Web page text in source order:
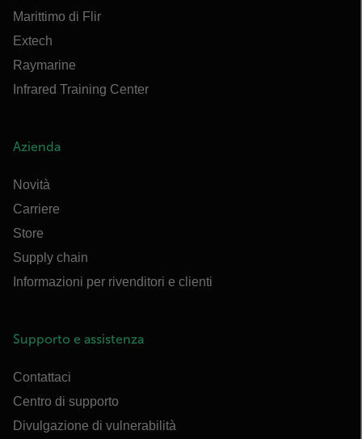
Marittimo di Flir
Extech
Raymarine
Infrared Training Center
Azienda
Novità
Carriere
Store
Supply chain
Informazioni per rivenditori e clienti
Supporto e assistenza
Contattaci
Centro di supporto
Divulgazione di vulnerabilità